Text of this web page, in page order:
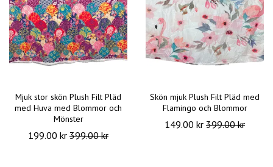
Mjuk stor skön Plush Filt Pläd
med Huva med Blommor och
Mönster
199.00 kr 399.00 kr
Skön mjuk Plush Filt Pläd med
Flamingo och Blommor
149.00 kr 399.00 kr